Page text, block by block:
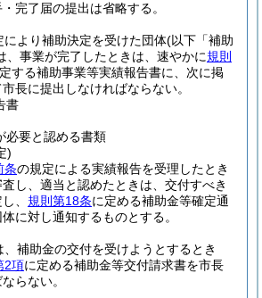
完了届の提出は省略する。
により補助決定を受けた団体(以下「補助
、事業が完了したときは、速やかに規則
する補助事業等実績報告書に、次に掲
長に提出しなければならない。
書
必要と認める書類
)
条の規定による実績報告を受理したとき
し、適当と認めたときは、交付すべき
、 規則第18条に定める補助金等確定通
に対し通知するものとする。
、補助金の交付を受けようとするとき
2項に定める補助金等交付請求書を市長
らない。